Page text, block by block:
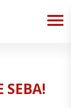
SEBA!